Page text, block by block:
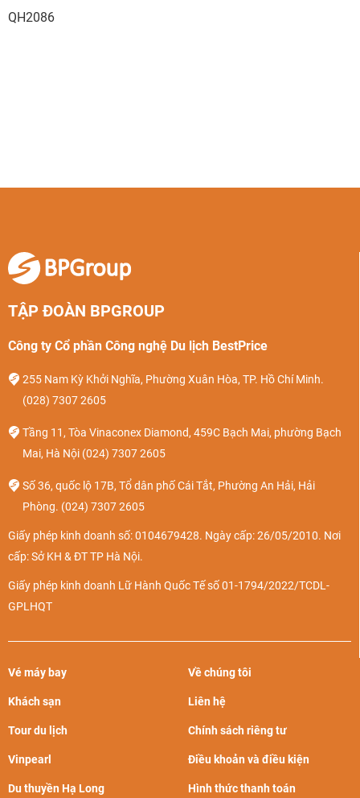
QH2086
TẬP ĐOÀN BPGROUP
Công ty Cổ phần Công nghệ Du lịch BestPrice
255 Nam Kỳ Khởi Nghĩa, Phường Xuân Hòa, TP. Hồ Chí Minh.
(028) 7307 2605
Tầng 11, Tòa Vinaconex Diamond, 459C Bạch Mai, phường Bạch
Mai, Hà Nội (024) 7307 2605
Số 36, quốc lộ 17B, Tổ dân phố Cái Tắt, Phường An Hải, Hải
Phòng. (024) 7307 2605
Giấy phép kinh doanh số: 0104679428. Ngày cấp: 26/05/2010. Nơi
cấp: Sở KH & ĐT TP Hà Nội.
Giấy phép kinh doanh Lữ Hành Quốc Tế số 01-1794/2022/TCDL-
GPLHQT
Vé máy bay
Khách sạn
Tour du lịch
Vinpearl
Du thuyền Hạ Long
Về chúng tôi
Liên hệ
Chính sách riêng tư
Điều khoản và điều kiện
Hình thức thanh toán